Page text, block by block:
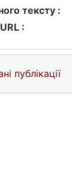
тексту :
:
публікації